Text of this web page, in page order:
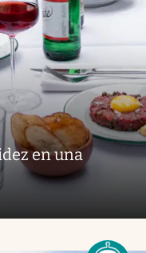
en una